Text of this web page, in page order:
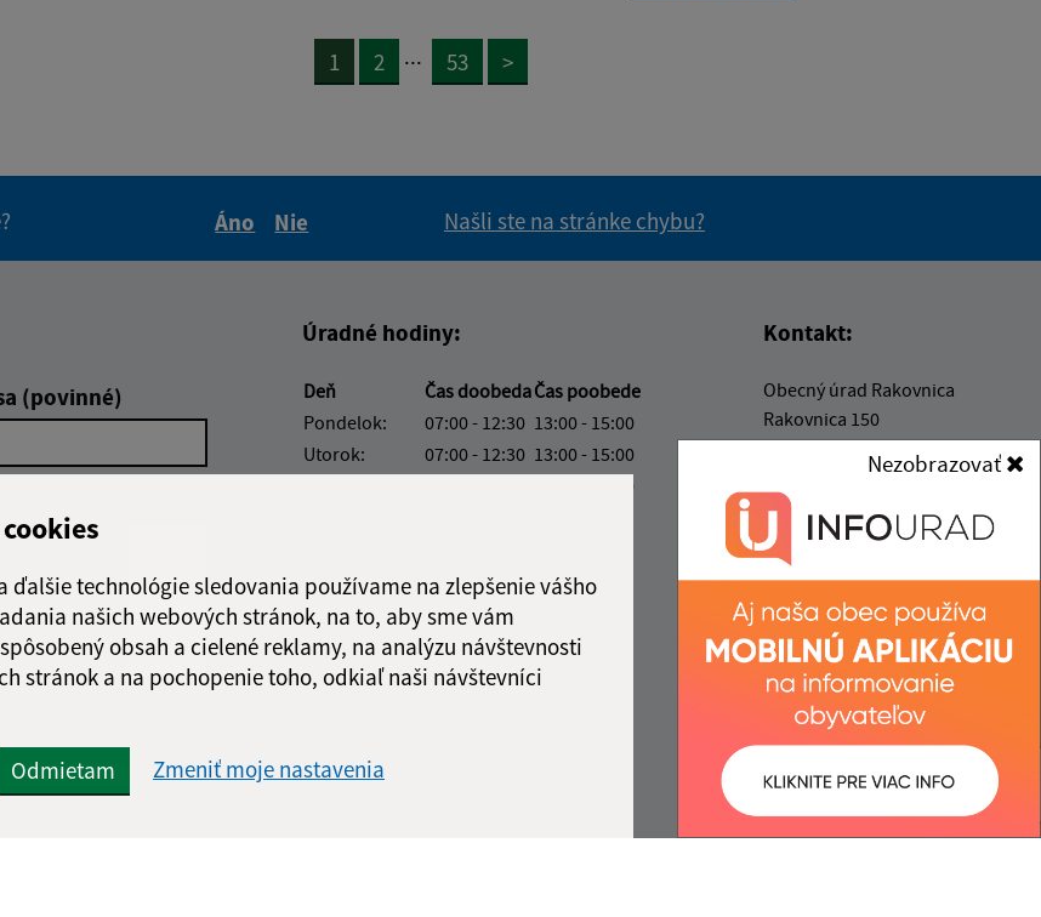
ďalšie technológie sledovania používame na zlepšenie vášho
našich webových stránok, na to, aby sme vám
obsah a cielené reklamy, na analýzu návštevnosti
stránok a na pochopenie toho, odkiaľ naši návštevníci
Odmietam Zmeniť moje nastavenia
Nezobrazovať
1 2 ... 53 >
Áno
Nie
Našli ste na stránke chybu?
(povinné)
Úradné hodiny:
Deň Čas doobedaČas poobede
Pondelok:
07:00 - 12:30 13:00 - 15:00
Utorok:
07:00 - 12:30 13:00 - 15:00
13:00 - 16:30
Obedňajšia prestávka:12:30 - 13:00
Kontakt:
Obecný úrad Rakovnica
Rakovnica 150
049 31 Rožňavské Bystré
obec@rakovnica.sk
+421 58 788 35 00
IČO: 00328677